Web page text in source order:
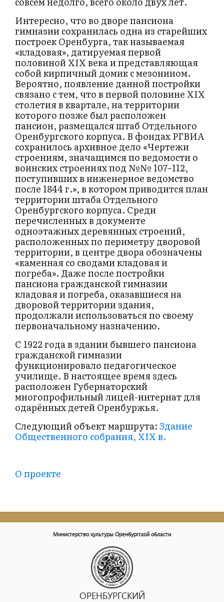
Интересно, что во дворе пансиона
гимназии сохранилась одна из старейших
построек Оренбурга, так называемая
«кладовая», датируемая первой
половиной XIX века и представляющая
собой кирпичный домик с мезонином.
Вероятно, появление данной постройки
связано с тем, что в первой половине XIX
столетия в квартале, на территории
которого позже был расположен
пансион, размещался штаб Отдельного
Оренбургского корпуса. В фондах РГВИА
сохранилось архивное дело «Чертежи
строениям, значащимся по ведомости о
воинских строениях под №№ 107–112,
поступивших в инженерное ведомство
после 1844 г.», в котором приводится план
территории штаба Отдельного
Оренбургского корпуса. Среди
перечисленных в документе
одноэтажных деревянных строений,
расположенных по периметру дворовой
территории, в центре двора обозначены
«каменная со сводами кладовая и
погреба». Даже после постройки
пансиона гражданской гимназии
кладовая и погреба, оказавшиеся на
дворовой территории здания,
продолжали использоваться по своему
первоначальному назначению.
С 1922 года в здании бывшего пансиона
гражданской гимназии
функционировало педагогическое
училище. В настоящее время здесь
расположен Губернаторский
многопрофильный лицей-интернат для
одарённых детей Оренбуржья.
Следующий объект маршрута:Здание
Общественного собрания, XIX в.
О проекте
Министерство культуры Оренбургской области
ОРЕНБУРГСКИЙ